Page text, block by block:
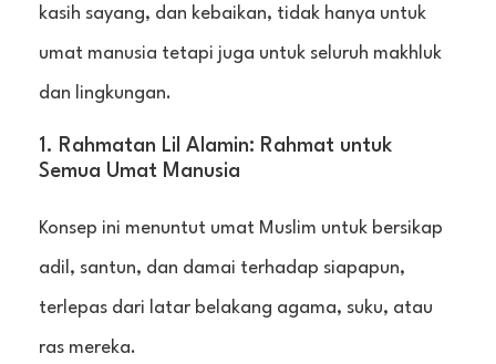
kasih sayang, dan kebaikan, tidak hanya untuk
umat manusia tetapi juga untuk seluruh makhluk
dan lingkungan.
1. Rahmatan Lil Alamin: Rahmat untuk
Semua Umat Manusia
Konsep ini menuntut umat Muslim untuk bersikap
adil, santun, dan damai terhadap siapapun,
terlepas dari latar belakang agama, suku, atau
ras mereka.